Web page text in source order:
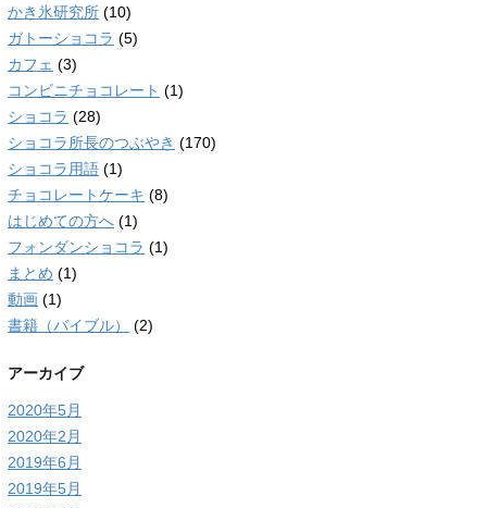
かき氷研究所 (10)
ガトーショコラ (5)
カフェ (3)
コンビニチョコレート (1)
ショコラ (28)
ショコラ所長のつぶやき (170)
ショコラ用語 (1)
チョコレートケーキ (8)
はじめての方へ (1)
フォンダンショコラ (1)
まとめ (1)
動画 (1)
書籍（バイブル）
(2)
アーカイブ
2020年5月
2020年2月
2019年6月
2019年5月